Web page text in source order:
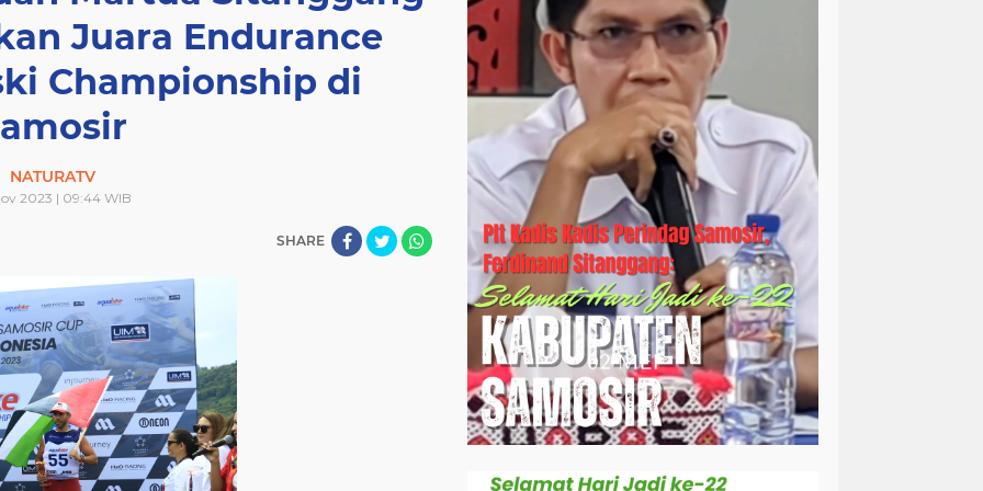
TNI TOBA UMKM VIDEO
samosir sejarah sepakbola simalungun sosial sosok
umkm video
Juara Endurance
Championship di
NATURATV
2023 | 09:44 WIB
SHARE